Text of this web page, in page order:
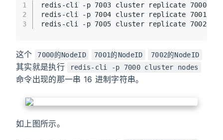
1
2
3
redis -cli -p 7003 cluster replicate 7000的
redis -cli -p 7004 cluster replicate 7001
redis -cli -p 7005 cluster replicate 7002
这个 7000的NodeID 7001的NodeID 7002的NodeID
其实就是执行 redis-cli -p 7000 cluster nodes
命令出现的那一串 16 进制字符串。
如上图所示。